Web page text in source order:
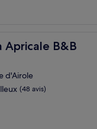
Apricale B&B
B&B
d'Airole
(48 avis)